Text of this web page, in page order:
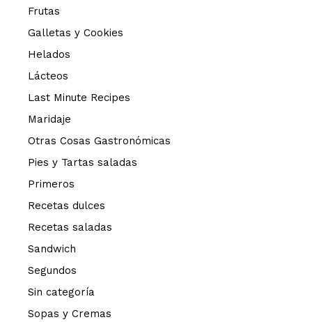
Frutas
Galletas y Cookies
Helados
Lácteos
Last Minute Recipes
Maridaje
Otras Cosas Gastronómicas
Pies y Tartas saladas
Primeros
Recetas dulces
Recetas saladas
Sandwich
Segundos
Sin categoría
Sopas y Cremas